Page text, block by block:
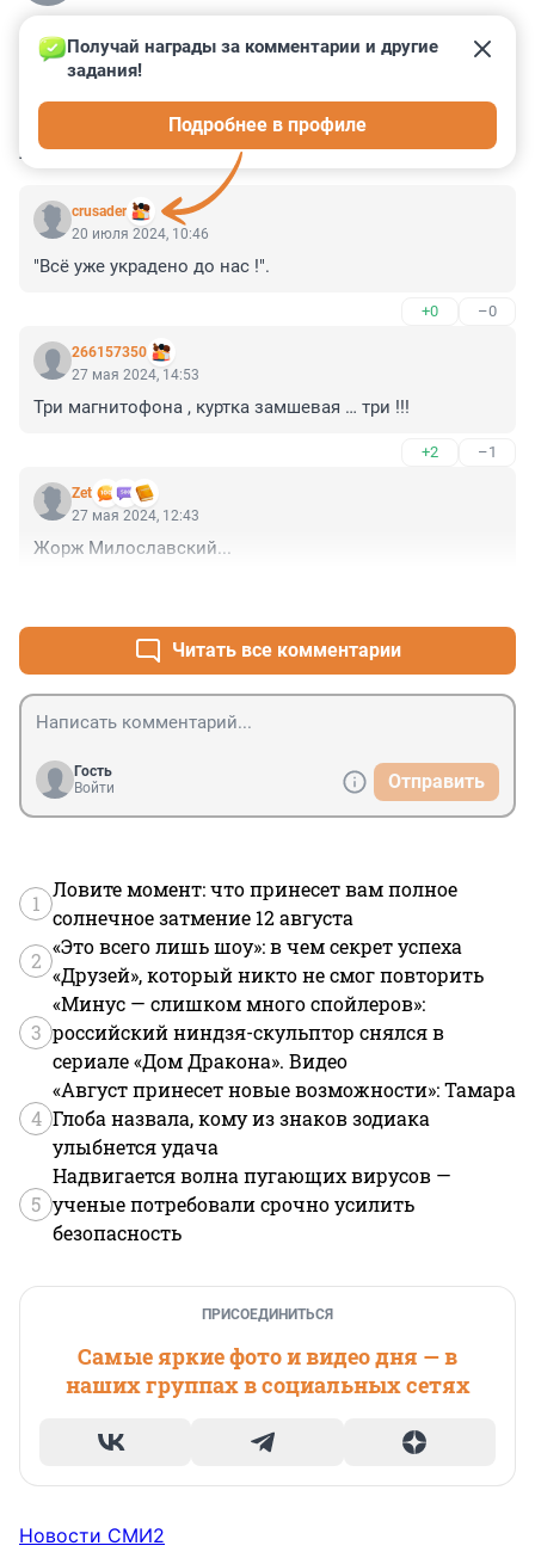
КОММЕНТАРИИ 4
crusader
Получай награды за комментарии и другие
задания!
Подробнее в профиле
20 июля 2024, 10:46
"Всё уже украдено до нас !".
+0 –0
266157350
27 мая 2024, 14:53
Три магнитофона , куртка замшевая … три !!!
+2 –1
Zet
27 мая 2024, 12:43
Жорж Милославский...
Читать все комментарии
Гость
Войти
Отправить
1
Ловите момент: что принесет вам полное
солнечное затмение 12 августа
2
«Это всего лишь шоу»: в чем секрет успеха
«Друзей», который никто не смог повторить
3
«Минус — слишком много спойлеров»:
российский ниндзя-скульптор снялся в
сериале «Дом Дракона». Видео
4
«Август принесет новые возможности»: Тамара
Глоба назвала, кому из знаков зодиака
улыбнется удача
5
Надвигается волна пугающих вирусов —
ученые потребовали срочно усилить
безопасность
ПРИСОЕДИНИТЬСЯ
Самые яркие фото и видео дня — в
наших группах в социальных сетях
Новости СМИ2